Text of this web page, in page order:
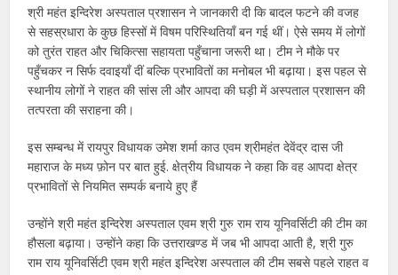
श्री महंत इन्दिरेश अस्पताल प्रशासन ने जानकारी दी कि बादल फटने की वजह
से सहस्रधारा के कुछ हिस्सों में विषम परिस्थितियाँ बन गई थीं। ऐसे समय में लोगों
को तुरंत राहत और चिकित्सा सहायता पहुँचाना जरूरी था। टीम ने मौके पर
पहुँचकर न सिर्फ दवाइयाँ दीं बल्कि प्रभावितों का मनोबल भी बढ़ाया। इस पहल से
स्थानीय लोगों ने राहत की सांस ली और आपदा की घड़ी में अस्पताल प्रशासन की
तत्परता की सराहना की।
इस सम्बन्ध में रायपुर विधायक उमेश शर्मा काउ एवम श्रीमहंत देवेंद्र दास जी
महाराज के मध्य फ़ोन पर बात हुई. क्षेत्रीय विधायक ने कहा कि वह आपदा क्षेत्र
प्रभावितों से नियमित सम्पर्क बनाये हुए हैं
उन्होंने श्री महंत इन्दिरेश अस्पताल एवम श्री गुरु राम राय यूनिवर्सिटी की टीम का
हौसला बढ़ाया। उन्होंने कहा कि उत्तराखण्ड में जब भी आपदा आती है, श्री गुरु
राम राय यूनिवर्सिटी एवम श्री महंत इन्दिरेश अस्पताल की टीम सबसे पहले राहत व